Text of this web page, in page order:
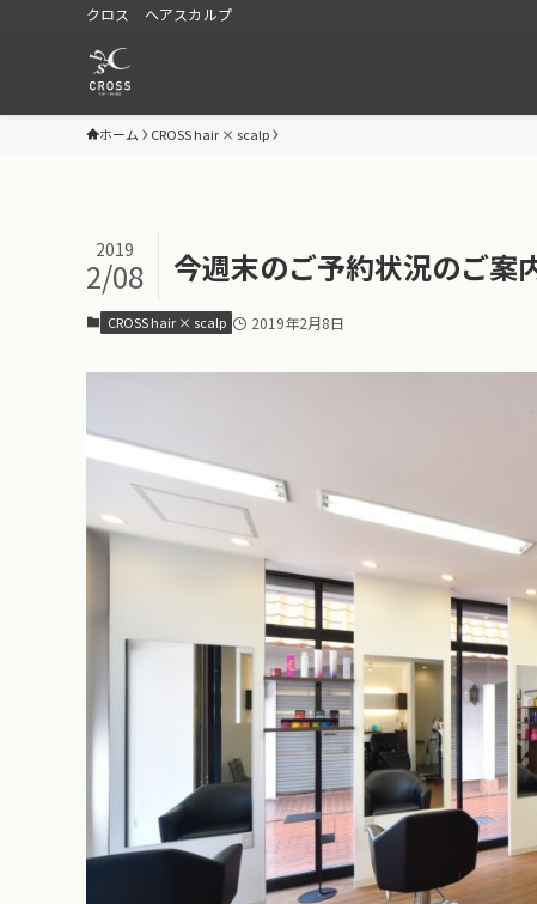
クロス ヘアスカルプ
ホーム CROSS hair × scalp
今週末のご予約状況のご案
2019
2/08
CROSS hair × scalp 2019年2月8日